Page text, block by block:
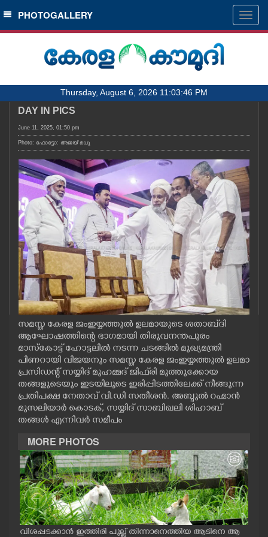
SECTIONS
HOME
NOTIFIED NEWS
KERALA
LOCAL
OBITUARY
NEWS 360
CASE DIARY
CINEMA
OPINION
PHOTOS
LIFESTYLE
SPIRITUAL
INFO+
ART
PHOTOGALLERY
Thursday, August 6, 2026 11:03:46 PM
DAY IN PICS
June 11, 2025, 01:50 pm
Photo: ഫോട്ടോ: അജയ് മധു
സമസ്ത കേരള ജംഇയ്യത്തുൽ ഉലമായുടെ ശതാബ്‌ദി
ആഘോഷത്തിന്റെ ഭാഗമായി തിരുവനന്തപുരം
മാസ്കോട്ട് ഹോട്ടലിൽ നടന്ന ചടങ്ങിൽ മുഖ്യമന്ത്രി
പിണറായി വിജയനും സമസ്ത കേരള ജംഇയ്യത്തുൽ ഉലമാ
പ്രസിഡന്റ് സയ്യിദ് മുഹമ്മദ് ജിഫ്‌രി മുത്തുക്കോയ
തങ്ങളുടെയും ഇടയിലൂടെ ഇരിപ്പിടത്തിലേക്ക് നീങ്ങുന്ന
പ്രതിപക്ഷ നേതാവ് വി.ഡി സതീശൻ. അബ്ദുൽ റഹ്മാൻ
മുസലിയാർ കൊടക്, സയ്യിദ് സാബിഖലി ശിഹാബ്
തങ്ങൾ എന്നിവർ സമീപം
MORE PHOTOS
വിശപ്പടക്കാൻ ഇത്തിരി പുല്ല് തിന്നാനെത്തിയ ആടിനെ ആ